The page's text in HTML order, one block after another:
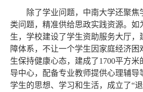
除了学业问题，中南大学还聚焦
类问题，精准供给思政实践资源。如
生，学校建设了学生资助服务大厅，
障体系，不让一个学生因家庭经济困
生保持健康心态，建成了1700平方
导中心，配备专业教师提供心理辅导
学生的思想、学习和生活，成立了“